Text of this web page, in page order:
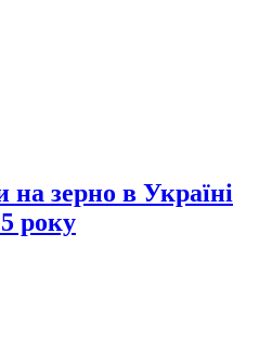
на зерно в Україні
року